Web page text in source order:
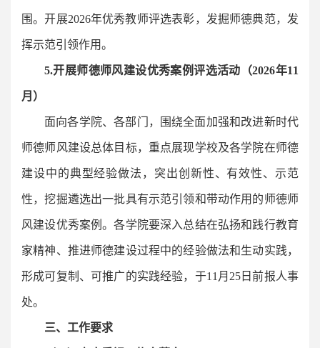
围。开展2026年优秀教师评选表彰，发掘师德典范，发
挥示范引领作用。
5.开展师德师风建设优秀案例评选活动 （2026年11
月 ）
面向各学院、各部门，围绕全面加强和改进新时代
师德师风建设总体目标，重点展现学校及各学院在师德
建设中的典型经验做法，突出创新性、有效性、示范
性，挖掘遴选出一批具有示范引领和带动作用的师德师
风建设优秀案例。各学院要深入总结在弘扬和践行教育
家精神、推进师德建设过程中的经验做法和生动实践，
形成可复制、可推广的实践经验，于11月25日前报人事
处。
三、工作要求